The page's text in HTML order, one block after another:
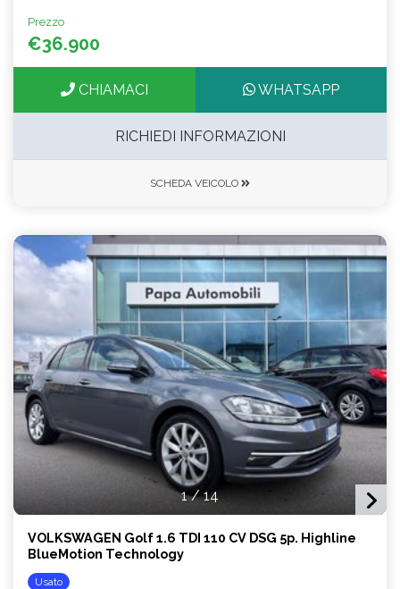
Prezzo
€36.900
CHIAMACI WHATSAPP
RICHIEDI INFORMAZIONI
SCHEDA VEICOLO
1/14
VOLKSWAGEN Golf 1.6 TDI 110 CV DSG 5p. Highline
BlueMotion Technology
Usato